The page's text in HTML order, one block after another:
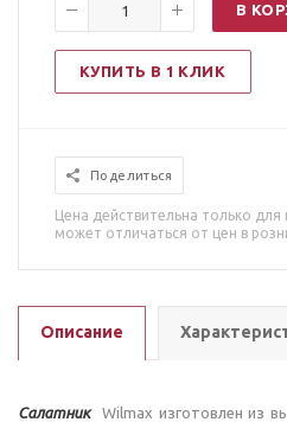
В
КУПИТЬ В 1 КЛИК
Поделиться
Цена действительна только для
может отличаться от цен в
Описание
Салатник Wilmax изготовлен из